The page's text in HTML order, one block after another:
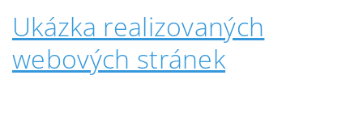
Ukázka realizovaných
webových stránek